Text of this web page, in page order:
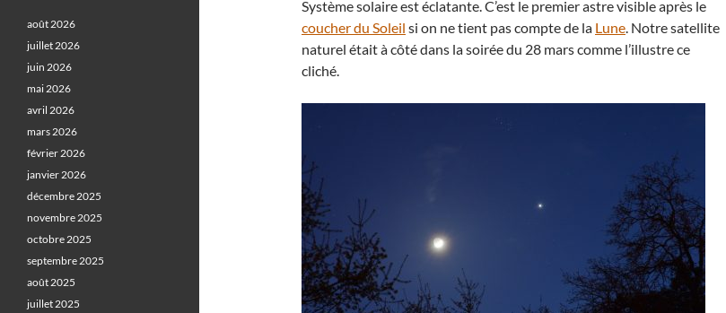
Système solaire est éclatante. C’est le premier astre visible après le
coucher du Soleil si on ne tient pas compte de la Lune. Notre satellite
naturel était à côté dans la soirée du 28 mars comme l’illustre ce
cliché.
août 2026
juillet 2026
juin 2026
mai 2026
avril 2026
mars 2026
février 2026
janvier 2026
décembre 2025
novembre 2025
octobre 2025
septembre 2025
août 2025
juillet 2025